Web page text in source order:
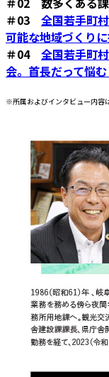
＃03 全国若手町
可能な地域づくりに
＃04 全国若手町
会。首長だって悩
※所属およびインタビュー内容